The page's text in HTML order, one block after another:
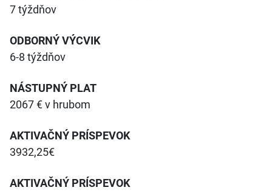
7 týždňov
ODBORNÝ VÝCVIK
6-8 týždňov
NÁSTUPNÝ PLAT
2067 € v hrubom
AKTIVAČNÝ PRÍSPEVOK
3932,25€
AKTIVAČNÝ PRÍSPEVOK